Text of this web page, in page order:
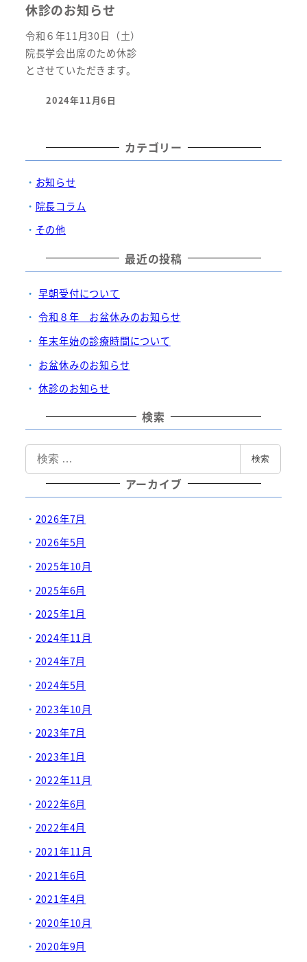
休診のお知らせ
令和６年11月30日（土）
院長学会出席のため休診
とさせていただきます。
投稿日
2024年11月6日
カテゴリー
お知らせ
院長コラム
その他
最近の投稿
早朝受付について
令和８年 お盆休みのお知らせ
年末年始の診療時間について
お盆休みのお知らせ
休診のお知らせ
検索
検
索
検索
アーカイブ
2026年7月
2026年5月
2025年10月
2025年6月
2025年1月
2024年11月
2024年7月
2024年5月
2023年10月
2023年7月
2023年1月
2022年11月
2022年6月
2022年4月
2021年11月
2021年6月
2021年4月
2020年10月
2020年9月